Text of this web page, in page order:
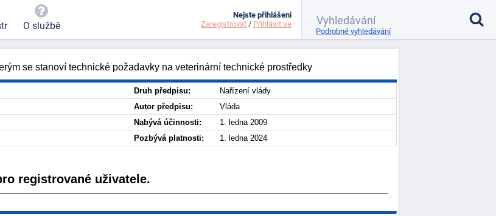
se stanoví technické požadavky na veterinární technické prostředky
Druh předpisu:
Nařízení vlády
Autor předpisu:
Vláda
Nabývá účinnosti:
1. ledna 2009
Pozbývá platnosti: 1. ledna 2024
registrované uživatele.
O službě
Nejste přihlášeni
Zaregistrovat / Přihlásit se
Podrobné vyhledávání